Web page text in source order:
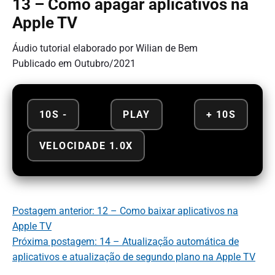
13 – Como apagar aplicativos na
Apple TV
Áudio tutorial elaborado por Wilian de Bem
Publicado em Outubro/2021
10S - PLAY + 10S
VELOCIDADE 1.0X
Postagem anterior: 12 – Como baixar aplicativos na
Apple TV
Próxima postagem: 14 – Atualização automática de
aplicativos e atualização de segundo plano na Apple TV